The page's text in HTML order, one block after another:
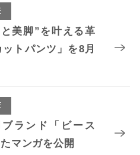
美脚”を叶える革
トパンツ」を8月
ランド「ビース
マンガを公開